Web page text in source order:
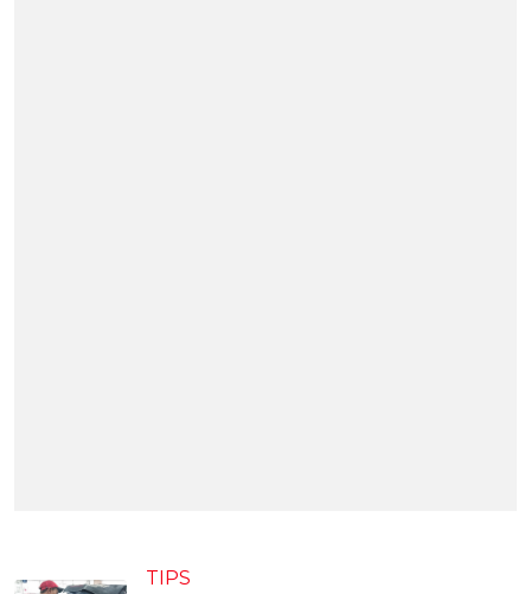
TIPS